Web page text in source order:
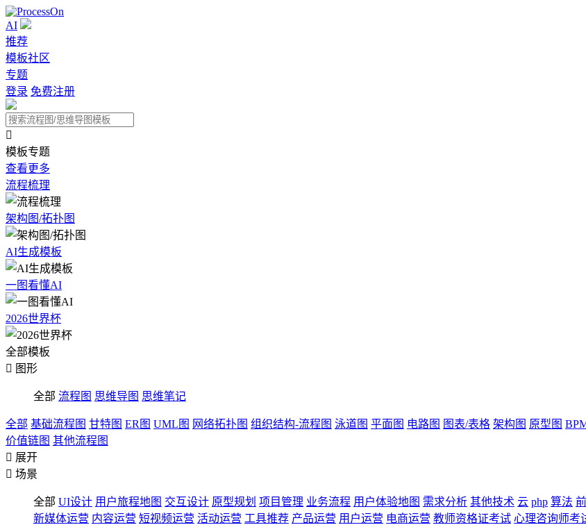
AI
推荐
模板社区
专题
登录 免费注册

模板专题
查看更多
流程梳理
架构图/拓扑图
AI生成模板
一图看懂AI
2026世界杯
全部模板
 图形
全部 流程图 思维导图 思维笔记
全部 基础流程图 甘特图 ER图 UML图 网络拓扑图 组织结构-流程图 泳道图 平面图 电路图 图表/表格 架构图 原型图
价值链图 其他流程图
 展开
 场景
全部 UI设计 用户旅程地图 交互设计 原型规划 项目管理 业务流程 用户体验地图 需求分析 其他技术 云 php 算法
新媒体运营 内容运营 短视频运营 活动运营 工具推荐 产品运营 用户运营 电商运营 教师资格证考试 心理咨询师考